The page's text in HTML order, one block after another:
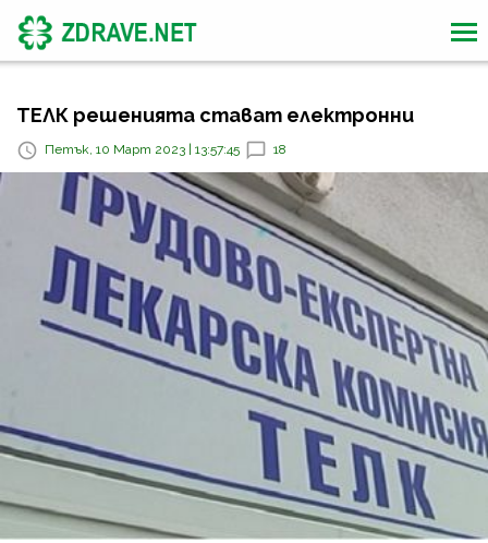
ТЕЛК решенията стават електронни
Петък, 10 Март 2023 | 13:57:45 18